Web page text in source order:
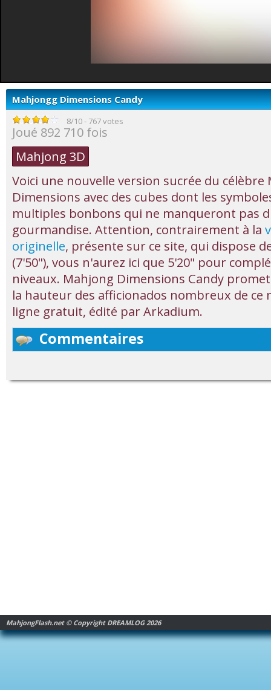
Mahjongg Dimensions Candy
8/10- 767votes
Joué 892 710 fois
Mahjong 3D
Voici une nouvelle version sucrée du célèbre
Dimensions avec des cubes dont les
multiples bonbons qui ne manqueront pas
gourmandise. Attention, contrairement à la
originelle, présente sur ce site, qui dispose
(7'50"), vous n'aurez ici que 5'20" pour
niveaux. Mahjong Dimensions Candy
la hauteur des afficionados nombreux de ce
ligne gratuit, édité par Arkadium.
Commentaires
MahjongFlash.net © Copyright DREAMLOG 2026